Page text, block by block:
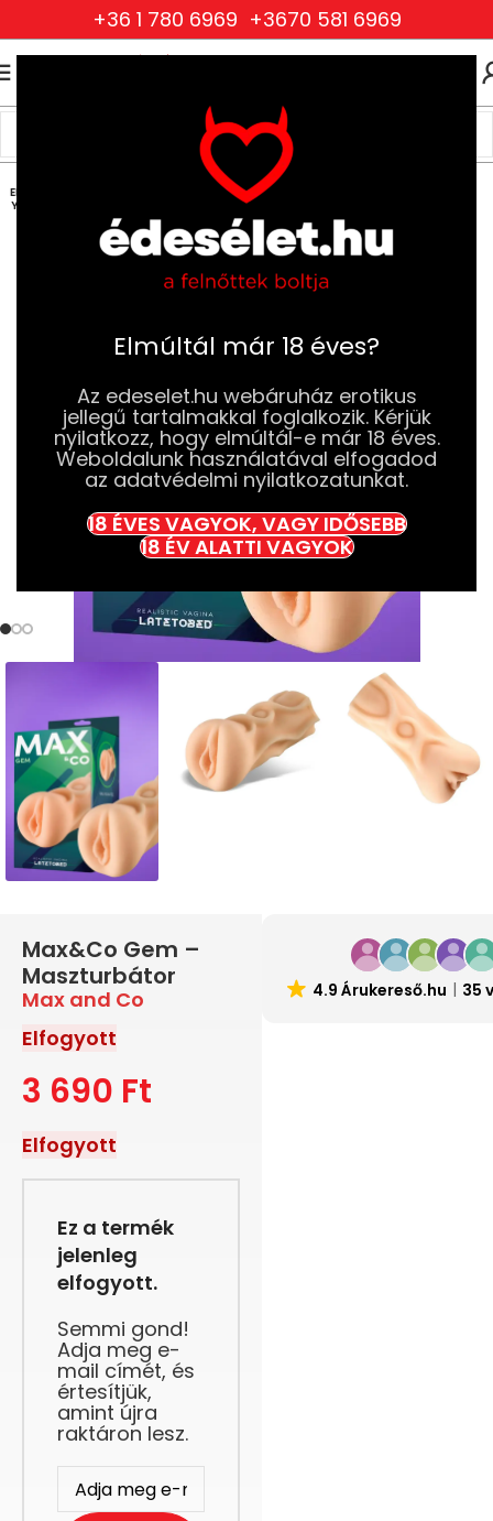
Elmúltál már 18 éves?
Az edeselet.hu webáruház erotikus
jellegű tartalmakkal foglalkozik. Kérjük
nyilatkozz, hogy elmúltál-e már 18 éves.
Weboldalunk használatával elfogadod
az adatvédelmi nyilatkozatunkat.
18 ÉVES VAGYOK, VAGY IDŐSEBB
18 ÉV ALATTI VAGYOK
+36 1 780 6969 +3670 581 6969
Szexjátékok
Férfi Szexjátékok,Maszturbátorok
ELFOG
YOTT
Max&Co Gem –
Maszturbátor
Max and Co
Elfogyott
3 690 Ft
Elfogyott
Ez a termék
jelenleg
elfogyott.
Semmi gond!
Adja meg e-
mail címét, és
értesítjük,
amint újra
raktáron lesz.
4.9 Árukereső.hu 35